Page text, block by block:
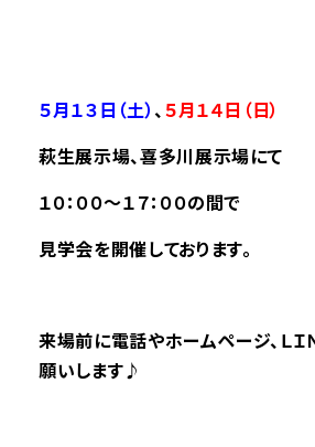
５月１３日（土）、５月１４日（日）
萩生展示場、喜多川展示場にて
１０：００～１７：００の間で
見学会を開催しております。
来場前に電話やホームページ、Ｌ
願いします♪